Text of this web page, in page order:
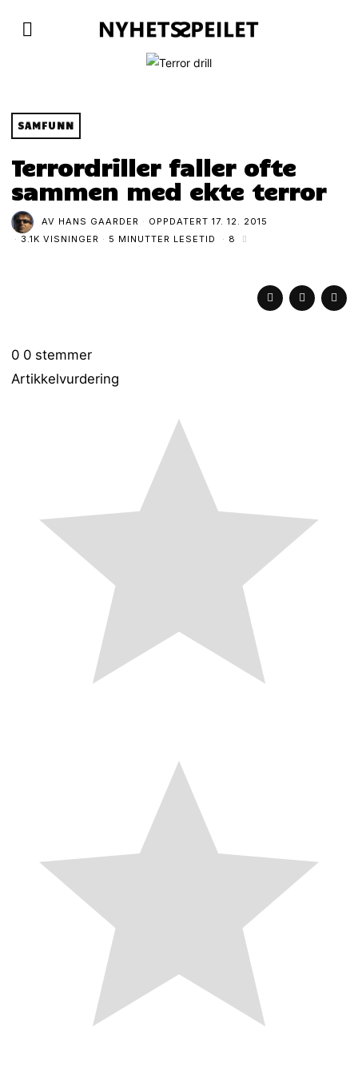
SAMFUNN
Terrordriller faller ofte
sammen med ekte terror
AV HANS GAARDER OPPDATERT17. 12. 2015
3.1K VISNINGER
5 MINUTTER LESETID 8
0 0 stemmer
Artikkelvurdering